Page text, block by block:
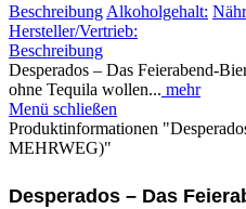
Beschreibung Alkoholgehalt:
Hersteller/Vertrieb:
Beschreibung
Desperados – Das
ohne Tequila wollen... mehr
Menü schließen
Produktinformationen
MEHRWEG)"
Desperados – Das